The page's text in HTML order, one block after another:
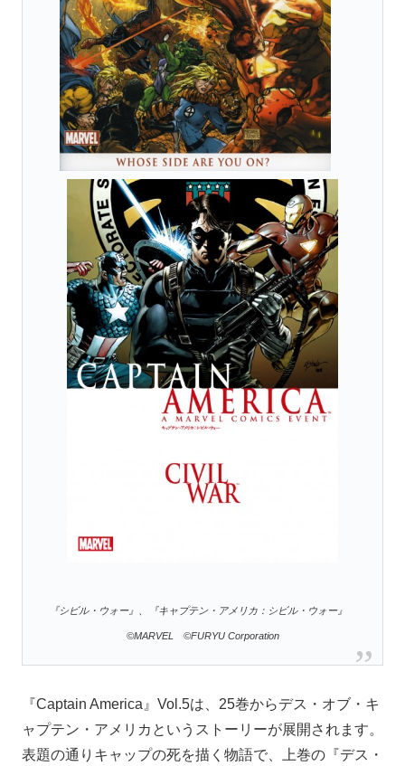
『シビル・ウォー』、『キャプテン・アメリカ：シビル・ウォー』
©MARVEL ©FURYU Corporation
『Captain America』Vol.5は、25巻からデス・オブ・キ
ャプテン・アメリカというストーリーが展開されます。
表題の通りキャップの死を描く物語で、上巻の『デス・